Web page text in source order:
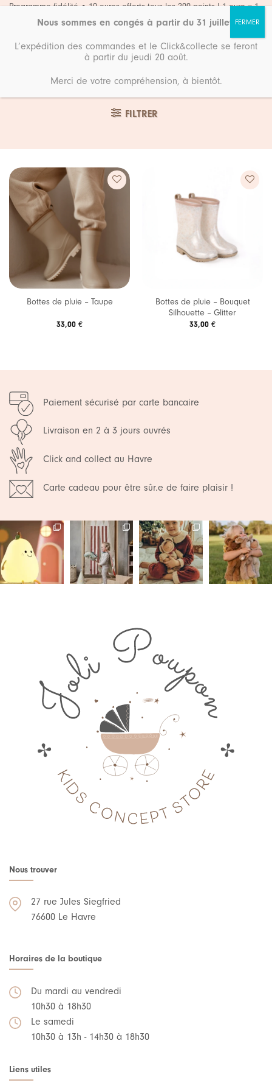
Passer
Programme fidélité • 10 euros offerts tous les 200 points ! 1 euro = 1
FILTRER
Ajouter
à ma
Bottes de pluie – Taupe
33,00 €
souhaits
Bottes de pluie – Bouquet
Silhouette – Glitter
33,00 €
Paiement sécurisé par carte bancaire
Livraison en 2 à 3 jours ouvrés
Click and collect au Havre
Carte cadeau pour être sûr.e de faire plaisir !
Nous trouver
27 rue Jules Siegfried
76600 Le Havre
Horaires de la boutique
Du mardi au vendredi
10h30 à 18h30
Le samedi
10h30 à 13h - 14h30 à 18h30
Liens utiles
Nous sommes en congés à partir du 31 juillet
L’expédition des commandes et le Click&collecte se feront
à partir du jeudi 20 août.
Merci de votre compréhension, à bientôt.